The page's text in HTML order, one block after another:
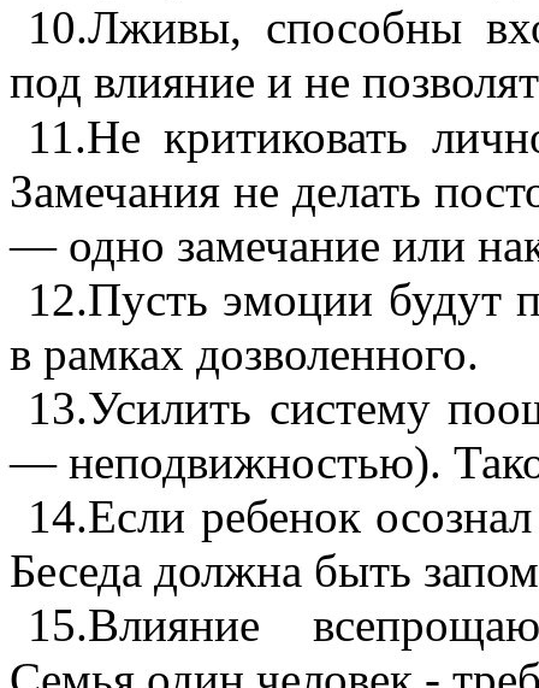
10.Лживы, способны
под влияние и не
11.Не критиковать
Замечания не делать
— одно замечание или
12.Пусть эмоции будут
в рамках дозволенного.
13.Усилить систему
— неподвижностью).
14.Если ребенок
Беседа должна быть
15.Влияние